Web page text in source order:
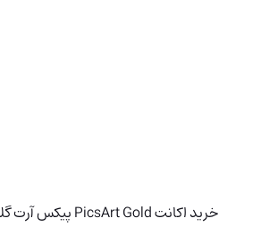
خرید اکانت PicsArt Gold پیکس آرت گلد (با 91% تخفیف)